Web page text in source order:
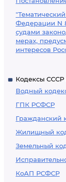
Федерации N
судами
мерах,
интересов
Кодексы
Водный
ГПК РСФСР
Гражданский
Жилищный
Земельный
КоАП РСФСР